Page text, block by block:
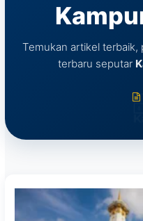
Temukan artikel terbaik,
terbaru seputar